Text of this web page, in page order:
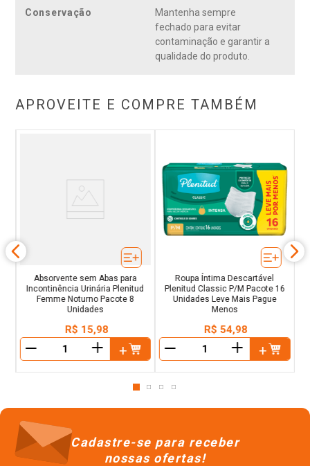
Conservação
Mantenha sempre
fechado para evitar
contaminação e garantir a
qualidade do produto.
APROVEITE E COMPRE TAMBÉM
Absorvente sem Abas para
Incontinência Urinária Plenitud
Femme Noturno Pacote 8
Unidades
R$ 15,98
＋
Roupa Íntima Descartável
Plenitud Classic P/M Pacote 16
Unidades Leve Mais Pague
Menos
R$ 54,98
＋
Cadastre-se para receber
nossas ofertas!